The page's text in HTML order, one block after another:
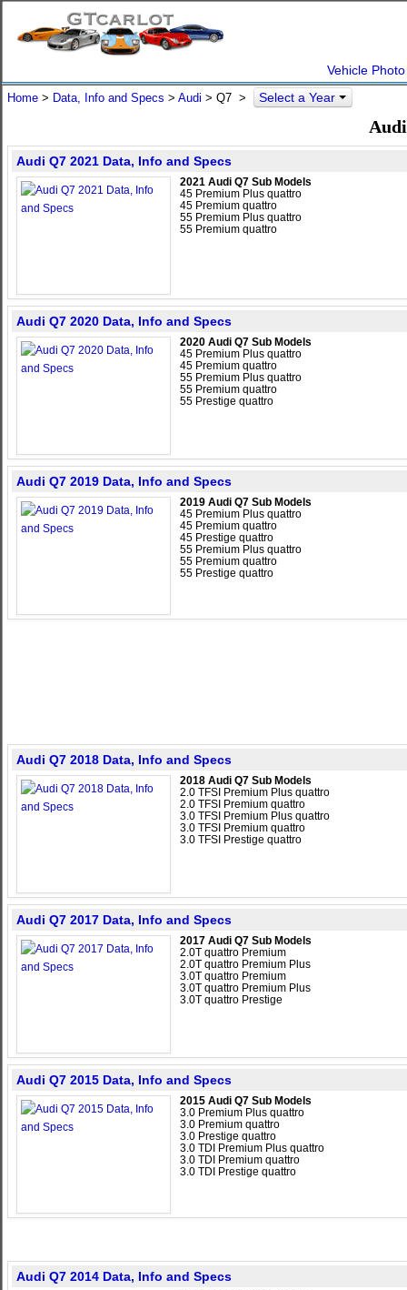
Vehicle
Home > Data, Info and Specs > Audi > Q7 > Select a Year
Audi Q7 2021 Data, Info and Specs
2021 Audi Q7 Sub Models
45 Premium Plus quattro
45 Premium quattro
55 Premium Plus quattro
55 Premium quattro
Audi Q7 2020 Data, Info and Specs
2020 Audi Q7 Sub Models
45 Premium Plus quattro
45 Premium quattro
55 Premium Plus quattro
55 Premium quattro
55 Prestige quattro
Audi Q7 2019 Data, Info and Specs
2019 Audi Q7 Sub Models
45 Premium Plus quattro
45 Premium quattro
45 Prestige quattro
55 Premium Plus quattro
55 Premium quattro
55 Prestige quattro
Audi Q7 2018 Data, Info and Specs
2018 Audi Q7 Sub Models
2.0 TFSI Premium Plus quattro
2.0 TFSI Premium quattro
3.0 TFSI Premium Plus quattro
3.0 TFSI Premium quattro
3.0 TFSI Prestige quattro
Audi Q7 2017 Data, Info and Specs
2017 Audi Q7 Sub Models
2.0T quattro Premium
2.0T quattro Premium Plus
3.0T quattro Premium
3.0T quattro Premium Plus
3.0T quattro Prestige
Audi Q7 2015 Data, Info and Specs
2015 Audi Q7 Sub Models
3.0 Premium Plus quattro
3.0 Premium quattro
3.0 Prestige quattro
3.0 TDI Premium Plus quattro
3.0 TDI Premium quattro
3.0 TDI Prestige quattro
Audi Q7 2014 Data, Info and Specs